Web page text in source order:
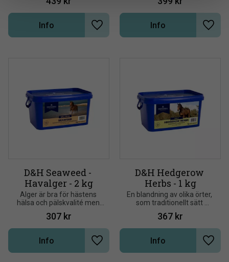
Lägg till i önskelista
Info
IMMUNFÖRSVAR
Lägg
Info
D&H Seaweed -
Havalger - 2 kg
Alger är bra för hästens
hälsa och pälskvalité men
understödjer även
hovtillväxt samt hornkvalité
307 kr
Lägg till i önskelista
Info
D&H Hedgerow
Herbs - 1 kg
En blandning av olika örter,
som traditionellt sätt
funnits i gräset men
numera ofta saknas i
gräshagen
367 kr
Lägg
Info